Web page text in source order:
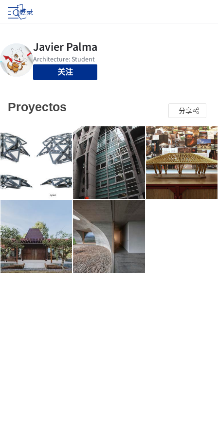
登录
关注
Proyectos 分享